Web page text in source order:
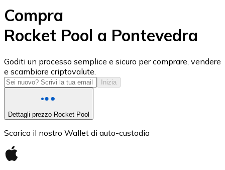
USD Coin
USDC
Compra
Rocket Pool a Pontevedra
Goditi un processo semplice e sicuro per comprare, vendere
e scambiare criptovalute.
Inizia
Dettagli prezzo Rocket Pool
Scarica il nostro Wallet di auto-custodia